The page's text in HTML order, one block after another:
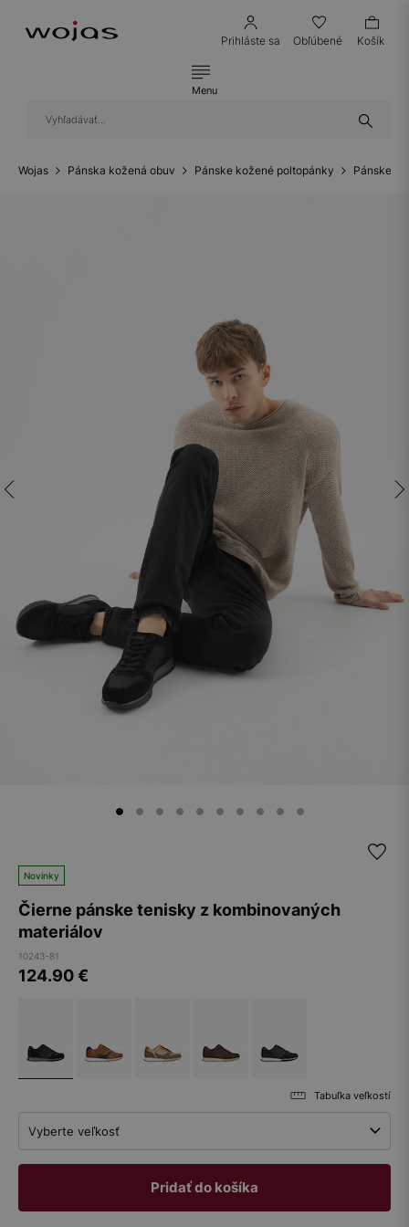
Prihláste sa Obľúbené Košík
Menu
Wojas Pánska kožená obuv Pánske kožené poltopánky Pánske
Novinky
Čierne pánske tenisky z kombinovaných
materiálov
10243-81
124.90€
Tabuľka veľkostí
Vyberte veľkosť
Pridať do košíka